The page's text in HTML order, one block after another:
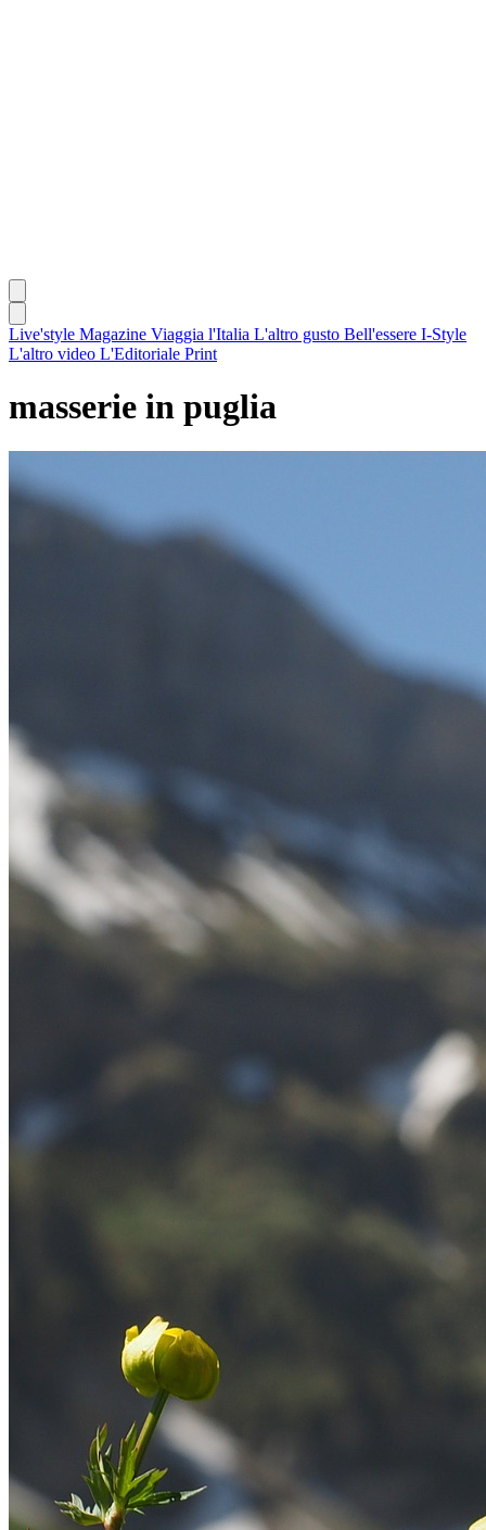
Live'style Magazine Viaggia l'Italia L'altro gusto Bell'essere I-Style
L'altro video L'Editoriale Print
masserie in puglia